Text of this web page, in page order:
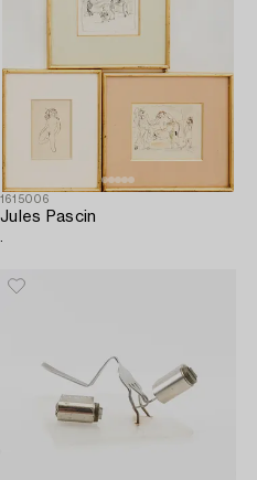
1615006
Jules Pascin